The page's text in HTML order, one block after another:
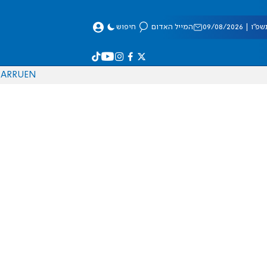
08/2026 המייל האדום חיפוש
EN
RU
AR